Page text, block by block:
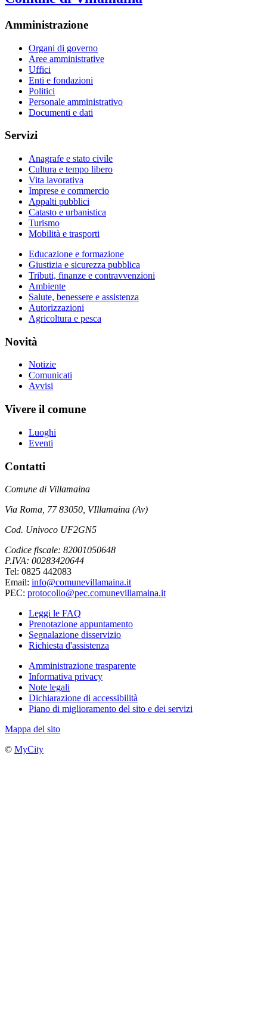
Amministrazione
Organi di governo
Aree amministrative
Uffici
Enti e fondazioni
Politici
Personale amministrativo
Documenti e dati
Servizi
Anagrafe e stato civile
Cultura e tempo libero
Vita lavorativa
Imprese e commercio
Appalti pubblici
Catasto e urbanistica
Turismo
Mobilità e trasporti
Educazione e formazione
Giustizia e sicurezza pubblica
Tributi, finanze e contravvenzioni
Ambiente
Salute, benessere e assistenza
Autorizzazioni
Agricoltura e pesca
Novità
Notizie
Comunicati
Avvisi
Vivere il comune
Luoghi
Eventi
Contatti
Comune di Villamaina
Via Roma, 77 83050, VIllamaina (Av)
Cod. Univoco UF2GN5
Codice fiscale: 82001050648
P.IVA: 00283420644
Tel: 0825 442083
Email: info@comunevillamaina.it
PEC: protocollo@pec.comunevillamaina.it
Leggi le FAQ
Prenotazione appuntamento
Segnalazione disservizio
Richiesta d'assistenza
Amministrazione trasparente
Informativa privacy
Note legali
Dichiarazione di accessibilità
Piano di miglioramento del sito e dei servizi
Mappa del sito
© MyCity